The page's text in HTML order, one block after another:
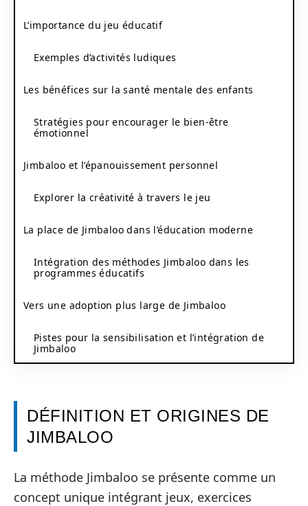
L’importance du jeu éducatif
Exemples d’activités ludiques
Les bénéfices sur la santé mentale des enfants
Stratégies pour encourager le bien-être
émotionnel
Jimbaloo et l’épanouissement personnel
Explorer la créativité à travers le jeu
La place de Jimbaloo dans l’éducation moderne
Intégration des méthodes Jimbaloo dans les
programmes éducatifs
Vers une adoption plus large de Jimbaloo
Pistes pour la sensibilisation et l’intégration de
Jimbaloo
DÉFINITION ET ORIGINES DE
JIMBALOO
La méthode Jimbaloo se présente comme un
concept unique intégrant jeux, exercices